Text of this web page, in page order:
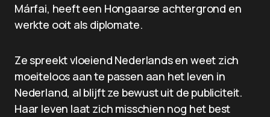
Márfai, heeft een Hongaarse achtergrond en
werkte ooit als diplomate.
Ze spreekt vloeiend Nederlands en weet zich
moeiteloos aan te passen aan het leven in
Nederland, al blijft ze bewust uit de publiciteit.
Haar leven laat zich misschien nog het best